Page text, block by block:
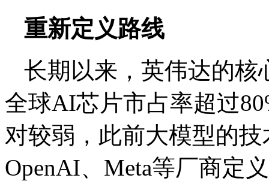
重新定义路线
长期以来，英伟达的核
全球AI芯片市占率超过
对较弱，此前大模型的
OpenAI、Meta等厂商定